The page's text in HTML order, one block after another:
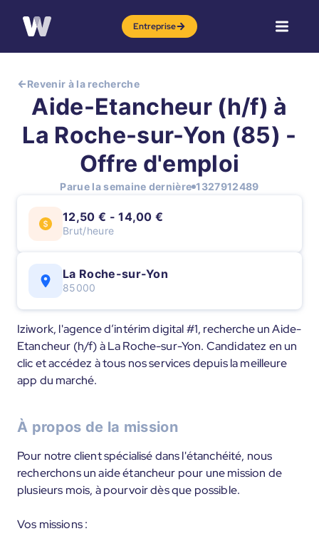
Entreprise
Revenir à la recherche
Aide-Etancheur (h/f) à
La Roche-sur-Yon (85) -
Offre d'emploi
Parue la semaine dernière 1327912489
12,50 € - 14,00 €
Brut/heure
La Roche-sur-Yon
85000
Iziwork, l'agence d’intérim digital #1, recherche un Aide-
Etancheur (h/f) à La Roche-sur-Yon. Candidatez en un
clic et accédez à tous nos services depuis la meilleure
app du marché.
À propos de la mission
Pour notre client spécialisé dans l'étanchéité, nous
recherchons un aide étancheur pour une mission de
plusieurs mois, à pourvoir dès que possible.
Vos missions :